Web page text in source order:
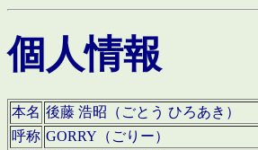
個人情報
本名 後藤 浩昭（ごとう ひろあき）
呼称 GORRY（ごりー）